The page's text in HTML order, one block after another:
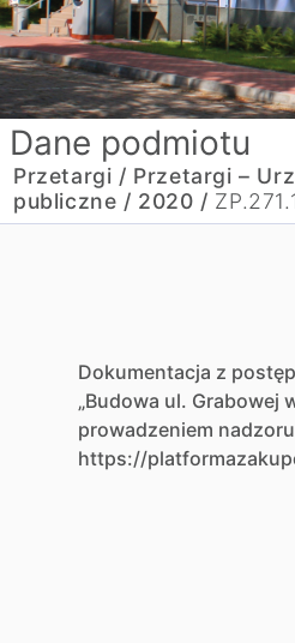
Dane podmiotu
Przetargi / Przetargi –
publiczne / 2020 /
Dokumentacja z
„Budowa ul. Grabowej
prowadzeniem
https://